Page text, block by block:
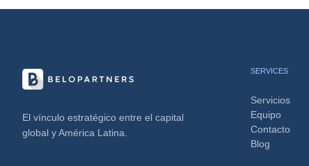
El vínculo estratégico entre el capital
global y América Latina.
SERVICES
Servicios
Equipo
Contacto
Blog